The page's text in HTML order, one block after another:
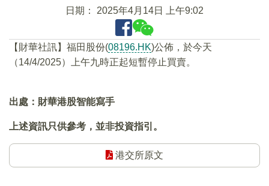
日期： 2025年4月14日 上午9:02
【財華社訊】福田股份(08196.HK)公佈，於今天
（14/4/2025）上午九時正起短暫停止買賣。
出處：財華港股智能寫手
上述資訊只供參考，並非投資指引。
港交所原文